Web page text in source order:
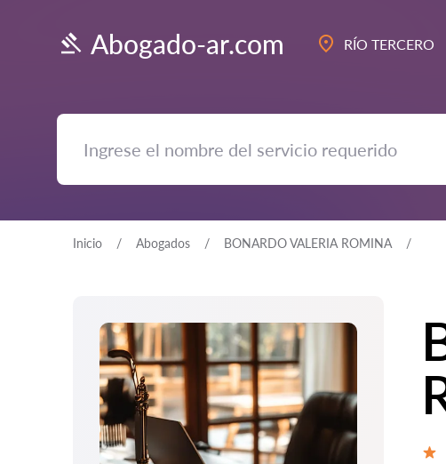
Abogado-ar.com RÍO TERCERO
Inicio Abogados BONARDO VALERIA ROMINA